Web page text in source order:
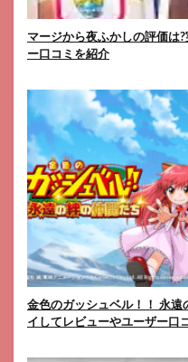
マージから夜ふかしの評価は
ー口コミを紹介
金色のガッシュベル！！ 永遠
イしてレビューやユーザー口